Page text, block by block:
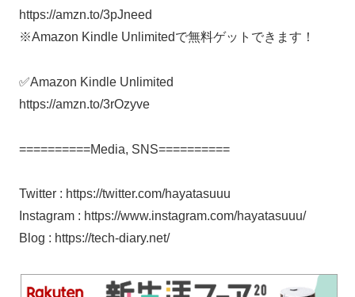
https://amzn.to/3pJneed
※Amazon Kindle Unlimitedで無料ゲットできます！
✅Amazon Kindle Unlimited
https://amzn.to/3rOzyve
==========Media, SNS==========
Twitter : https://twitter.com/hayatasuuu
Instagram : https://www.instagram.com/hayatasuuu/
Blog : https://tech-diary.net/